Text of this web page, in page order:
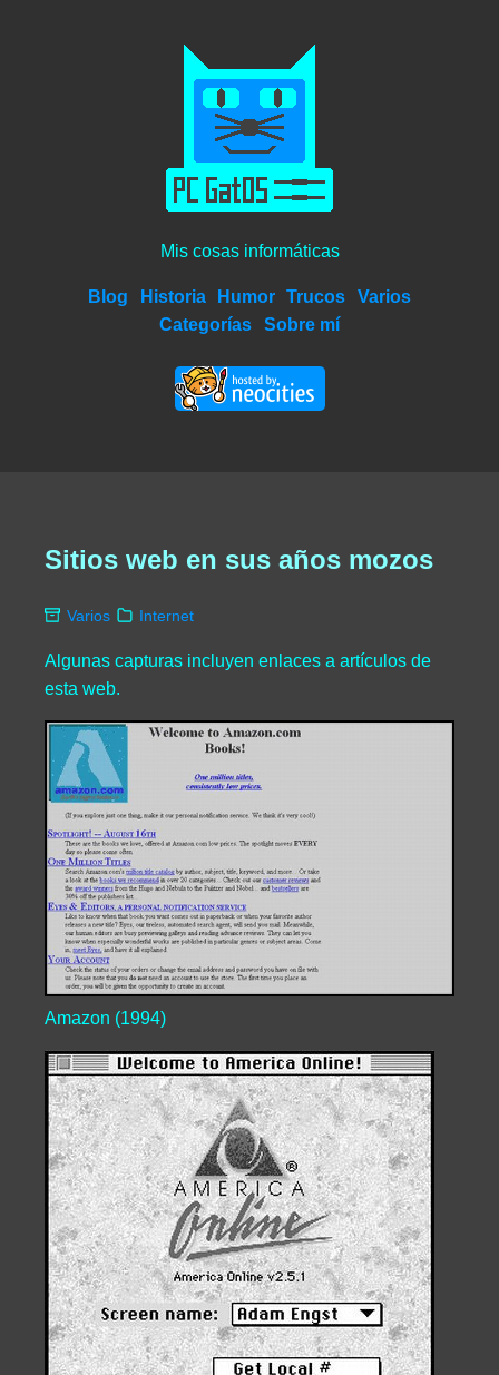
Mis cosas informáticas
Blog Historia Humor Trucos
Varios
Categorías
Sobre mí
Sitios web en sus años mozos
Varios Internet
Algunas capturas incluyen enlaces a artículos de
esta web.
Amazon (1994)